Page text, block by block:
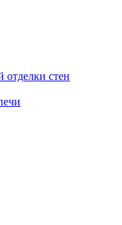
отделки стен